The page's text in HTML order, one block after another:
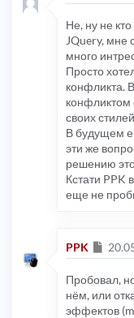
Не, ну не
JQuery, мне
много
Просто
конфликта.
конфликтом
своих
В будущем
эти же
решению
Кстати PPK
еще не
PPK
Пробовал,
нём, или
эффектов